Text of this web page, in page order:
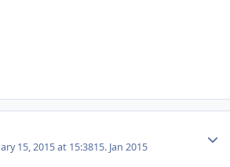
15, 2015 at 15:3815. Jan 2015